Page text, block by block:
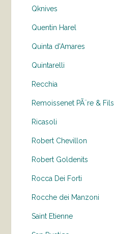
Qknives
Quentin Harel
Quinta d'Amares
Quintarelli
Recchia
Remoissenet PÃ¨re & Fils
Ricasoli
Robert Chevillon
Robert Goldenits
Rocca Dei Forti
Rocche dei Manzoni
Saint Etienne